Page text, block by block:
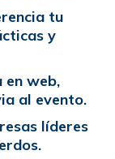
tu
y
en web,
al evento.
líderes